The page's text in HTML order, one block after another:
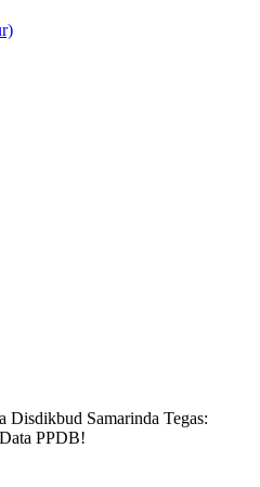
Disdikbud Samarinda Tegas:
PPDB!